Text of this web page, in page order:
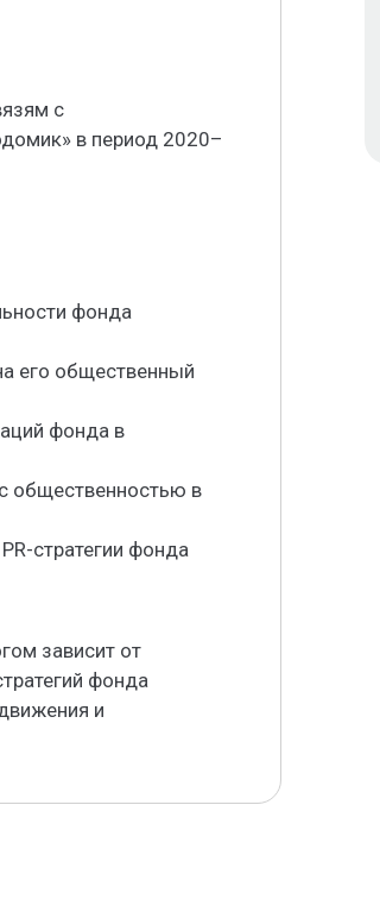
с
в период 2020–
фонда
его общественный
фонда в
общественностью в
стратегии фонда
зависит от
фонда
и